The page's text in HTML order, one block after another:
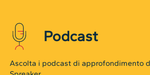
Podcast
Ascolta i podcast di approfondimento